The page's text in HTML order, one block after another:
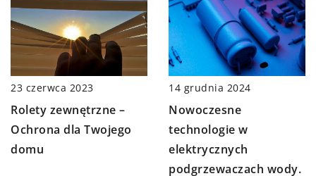
23 czerwca 2023
Rolety zewnętrzne –
Ochrona dla Twojego
domu
14 grudnia 2024
Nowoczesne
technologie w
elektrycznych
podgrzewaczach wody.